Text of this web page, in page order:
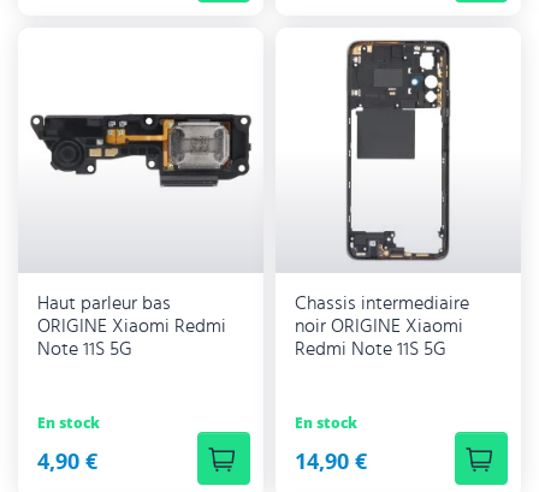
Haut parleur bas
ORIGINE Xiaomi Redmi
Note 11S 5G
En stock
4,90 €
Chassis intermediaire
noir ORIGINE Xiaomi
Redmi Note 11S 5G
En stock
14,90 €